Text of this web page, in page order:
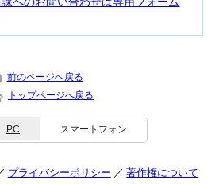
前のページへ戻る
トップページへ戻る
PC スマートフォン
プライバシーポリシー 著作権について